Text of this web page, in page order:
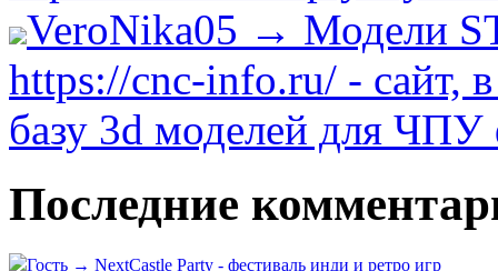
VeroNika05 → Модели
https://cnc-info.ru/ - сайт,
базу 3d моделей для ЧПУ
Последние
Гость → NextCastle Party - фестиваль инди и ретро игр